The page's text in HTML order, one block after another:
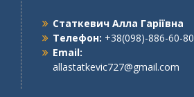
Статкевич Алла Гаріївна
Телефон: +38(098)-886-60-80
Email:
allastatkevic727@gmail.com